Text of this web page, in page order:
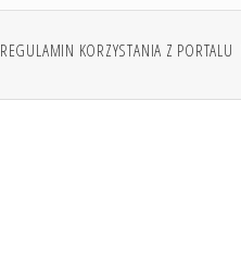
REGULAMIN KORZYSTANIA Z PORTALU